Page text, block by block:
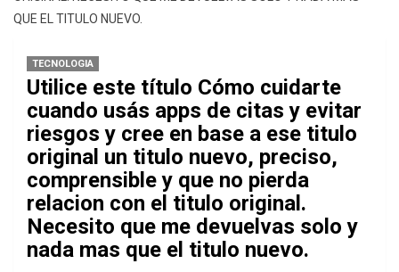
QUE EL TITULO NUEVO.
TECNOLOGIA
Utilice este título Cómo cuidarte
cuando usás apps de citas y evitar
riesgos y cree en base a ese titulo
original un titulo nuevo, preciso,
comprensible y que no pierda
relacion con el titulo original.
Necesito que me devuelvas solo y
nada mas que el titulo nuevo.